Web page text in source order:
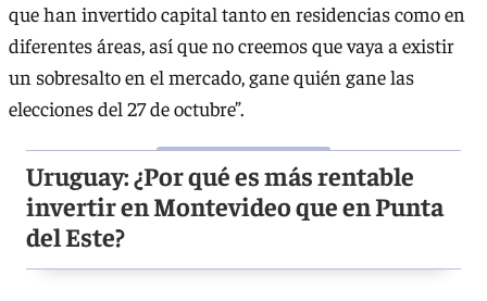
que han invertido capital tanto en residencias como en
diferentes áreas, así que no creemos que vaya a existir
un sobresalto en el mercado, gane quién gane las
elecciones del 27 de octubre”.
Uruguay: ¿Por qué es más rentable
invertir en Montevideo que en Punta
del Este?